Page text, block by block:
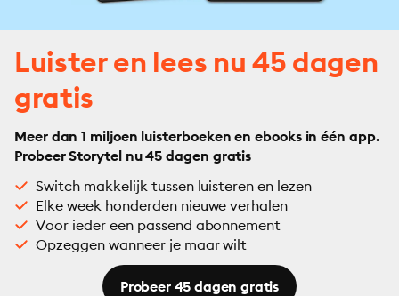
Luister en lees nu 45 dagen
gratis
Meer dan 1 miljoen luisterboeken en ebooks in één app.
Probeer Storytel nu 45 dagen gratis
Switch makkelijk tussen luisteren en lezen
Elke week honderden nieuwe verhalen
Voor ieder een passend abonnement
Opzeggen wanneer je maar wilt
Probeer 45 dagen gratis